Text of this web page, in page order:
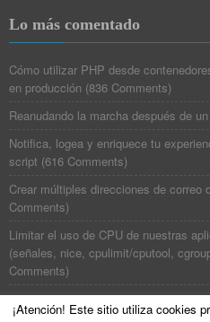
Lo más comentado
Cómo utilizar PHP desde
en producción (836 Comments)
Reanudando la marcha después de
Notifica, logea y enriquece tu
script (616 Comments)
Crear múltiples direcciones de correo
Comments)
Limitar el uso de CPU de nuestras
(señales, nice, cpulimit/cputool,
Comments)
¡Atención! Este sitio utiliza cookies